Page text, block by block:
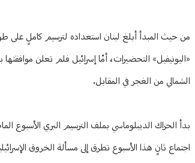
من حيث المبدأ أبلغ لبنان استعداده لترسيم كاملٍ على
«اليونيفيل» التحضيرات، أمّا إسرائيل فلم تعلن
الشمالي من الغجر في المقابل.
بدأ الحراك الديبلوماسي بملف الترسيم البري الأسبوع
اجتماع ثانٍ هذا الأسبوع تطرق إلى مسألة الخروق